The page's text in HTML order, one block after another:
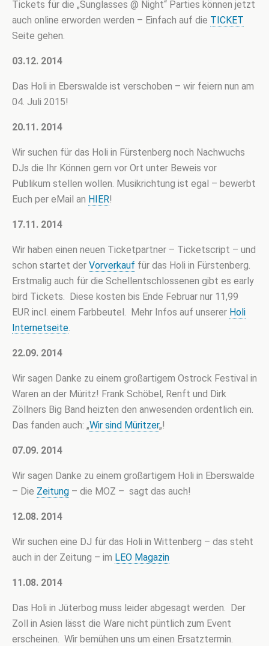
Tickets für die „Sunglasses @ Night“ Parties können jetzt
auch online erworden werden – Einfach auf die TICKET
Seite gehen.
03.12. 2014
Das Holi in Eberswalde ist verschoben – wir feiern nun am
04. Juli 2015!
20.11. 2014
Wir suchen für das Holi in Fürstenberg noch Nachwuchs
DJs die Ihr Können gern vor Ort unter Beweis vor
Publikum stellen wollen. Musikrichtung ist egal – bewerbt
Euch per eMail an HIER!
17.11. 2014
Wir haben einen neuen Ticketpartner – Ticketscript – und
schon startet der Vorverkauf für das Holi in Fürstenberg.
Erstmalig auch für die Schellentschlossenen gibt es early
bird Tickets. Diese kosten bis Ende Februar nur 11,99
EUR incl. einem Farbbeutel. Mehr Infos auf unserer Holi
Internetseite.
22.09. 2014
Wir sagen Danke zu einem großartigem Ostrock Festival in
Waren an der Müritz! Frank Schöbel, Renft und Dirk
Zöllners Big Band heizten den anwesenden ordentlich ein.
Das fanden auch: „Wir sind Müritzer„!
07.09. 2014
Wir sagen Danke zu einem großartigem Holi in Eberswalde
– Die Zeitung – die MOZ – sagt das auch!
12.08. 2014
Wir suchen eine DJ für das Holi in Wittenberg – das steht
auch in der Zeitung – im LEO Magazin
11.08. 2014
Das Holi in Jüterbog muss leider abgesagt werden. Der
Zoll in Asien lässt die Ware nicht püntlich zum Event
erscheinen. Wir bemühen uns um einen Ersatztermin.